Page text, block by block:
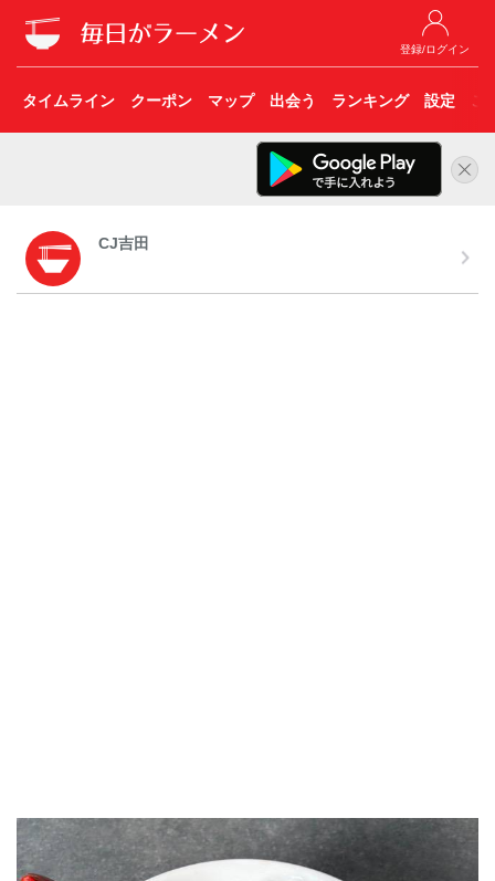
登録/ログイン
タイムライン クーポン マップ 出会う ランキング 設定 こ
CJ吉田